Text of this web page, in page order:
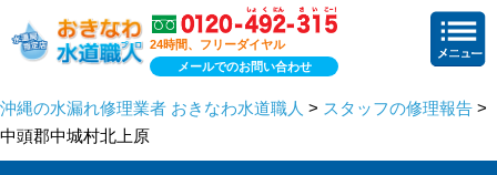
24時間、フリーダイヤル
メールでのお問い合わせ
沖縄の水漏れ修理業者 おきなわ水道職人 > スタッフの修理報告 >
中頭郡中城村北上原